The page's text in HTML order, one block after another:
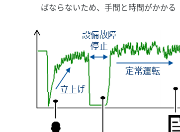
ばならないため、手間と時間がかかる